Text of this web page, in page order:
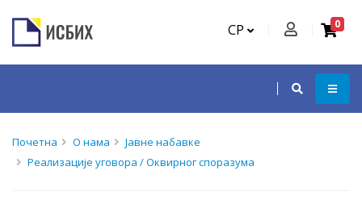
СР 0
Почетна О нама
Јавне набавке
Реализације уговора / Оквирног споразума